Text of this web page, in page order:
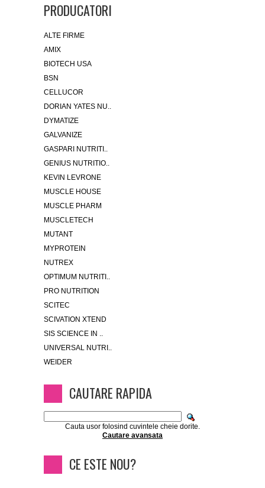
PRODUCATORI
ALTE FIRME
AMIX
BIOTECH USA
BSN
CELLUCOR
DORIAN YATES NU..
DYMATIZE
GALVANIZE
GASPARI NUTRITI..
GENIUS NUTRITIO..
KEVIN LEVRONE
MUSCLE HOUSE
MUSCLE PHARM
MUSCLETECH
MUTANT
MYPROTEIN
NUTREX
OPTIMUM NUTRITI..
PRO NUTRITION
SCITEC
SCIVATION XTEND
SIS SCIENCE IN ..
UNIVERSAL NUTRI..
WEIDER
CAUTARE RAPIDA
Cauta usor folosind cuvintele cheie dorite.
Cautare avansata
CE ESTE NOU?